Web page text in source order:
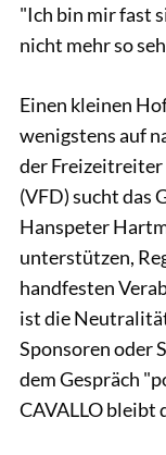
"Ich bin mir fast
nicht mehr so
Einen kleinen
wenigstens auf
der Freizeitreiter
(VFD) sucht das
Hanspeter
unterstützen,
handfesten
ist die
Sponsoren oder
dem Gespräch
CAVALLO bleibt